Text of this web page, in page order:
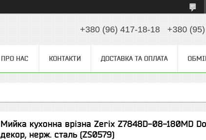
+380 (96) 417-18-18 +380
ПРО НАС КОНТАКТИ ДОСТАВКА ТА ОПЛАТА
Мийка кухонна врізна Zerix Z7848D-08-180MD
декор, нерж. сталь (ZS0579)